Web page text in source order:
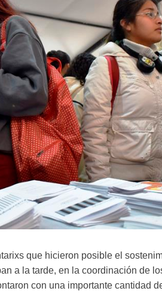
que hicieron posible el
a la tarde, en la coordinación de
con una importante cantidad